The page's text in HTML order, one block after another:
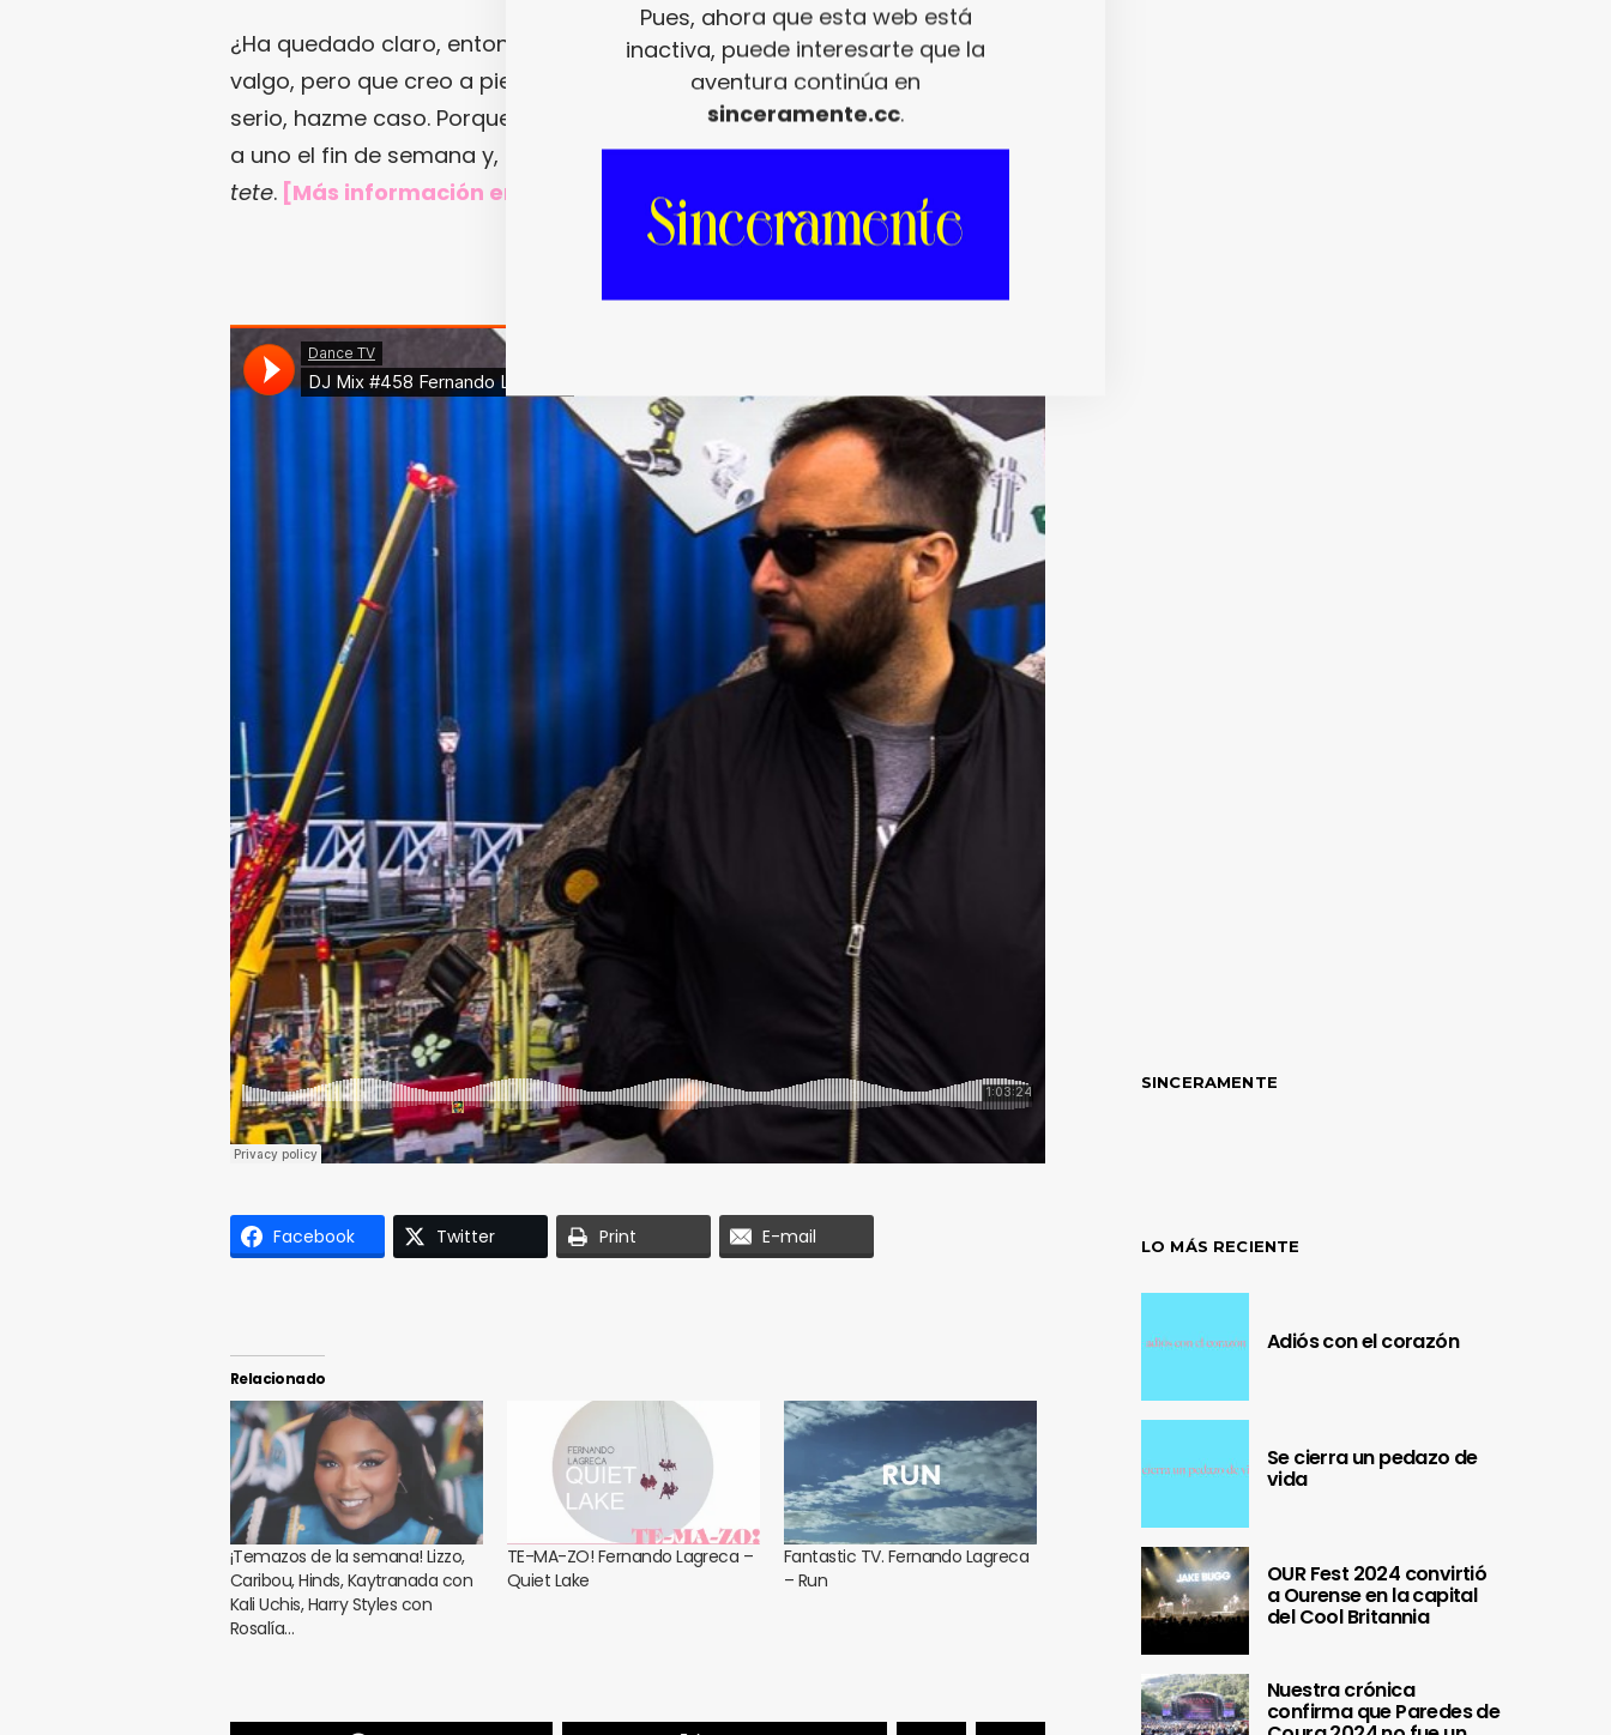
¿Ha quedado claro, entonces, que esto me chifla porque sí, porque yo lo
valgo, pero que creo a pies juntillas que también te puede gustar a ti? En
serio, hazme caso. Porque este es uno de esos mixtapes que le solucionan
a uno el fin de semana y, si te pones, también te soluciona laputa bida,
tete. [Más información en el Soundcloud de Fernando Lagreca]
Facebook Twitter Print E-mail
Relacionado
¡Temazos de la semana! Lizzo,
Caribou, Hinds, Kaytranada con
Kali Uchis, Harry Styles con
Rosalía…
TE-MA-ZO! Fernando Lagreca –
Quiet Lake
Fantastic TV. Fernando Lagreca
– Run
SINCERAMENTE
LO MÁS RECIENTE
Adiós con el corazón
Se cierra un pedazo de
vida
OUR Fest 2024 convirtió
a Ourense en la capital
del Cool Britannia
Nuestra crónica
confirma que Paredes de
Pues, ahora que esta web está
inactiva, puede interesarte que la
aventura continúa en
sinceramente.cc.